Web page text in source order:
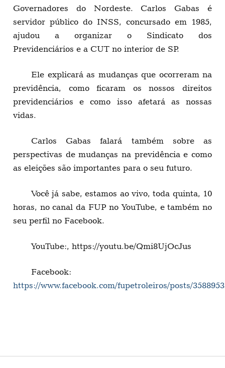
Governadores do Nordeste. Carlos Gabas é
servidor público do INSS, concursado em 1985,
ajudou a organizar o Sindicato dos
Previdenciários e a CUT no interior de SP.
Ele explicará as mudanças que ocorreram na
previdência, como ficaram os nossos direitos
previdenciários e como isso afetará as nossas
vidas.
Carlos Gabas falará também sobre as
perspectivas de mudanças na previdência e como
as eleições são importantes para o seu futuro.
Você já sabe, estamos ao vivo, toda quinta, 10
horas, no canal da FUP no YouTube, e também no
seu perfil no Facebook.
YouTube:, https://youtu.be/Qmi8UjOcJus
Facebook:
https://www.facebook.com/fupetroleiros/posts/